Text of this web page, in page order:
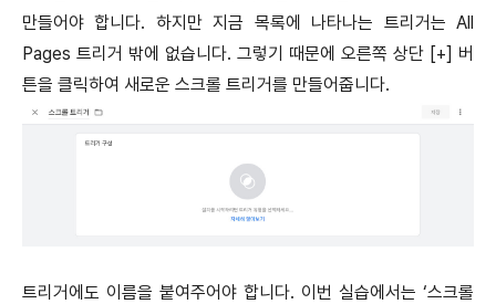
만들어야 합니다. 하지만 지금 목록에 나타나는 트리거는 All
Pages 트리거 밖에 없습니다. 그렇기 때문에 오른쪽 상단 [+] 버
튼을 클릭하여 새로운 스크롤 트리거를 만들어줍니다.
트리거에도 이름을 붙여주어야 합니다. 이번 실습에서는 ‘스크롤